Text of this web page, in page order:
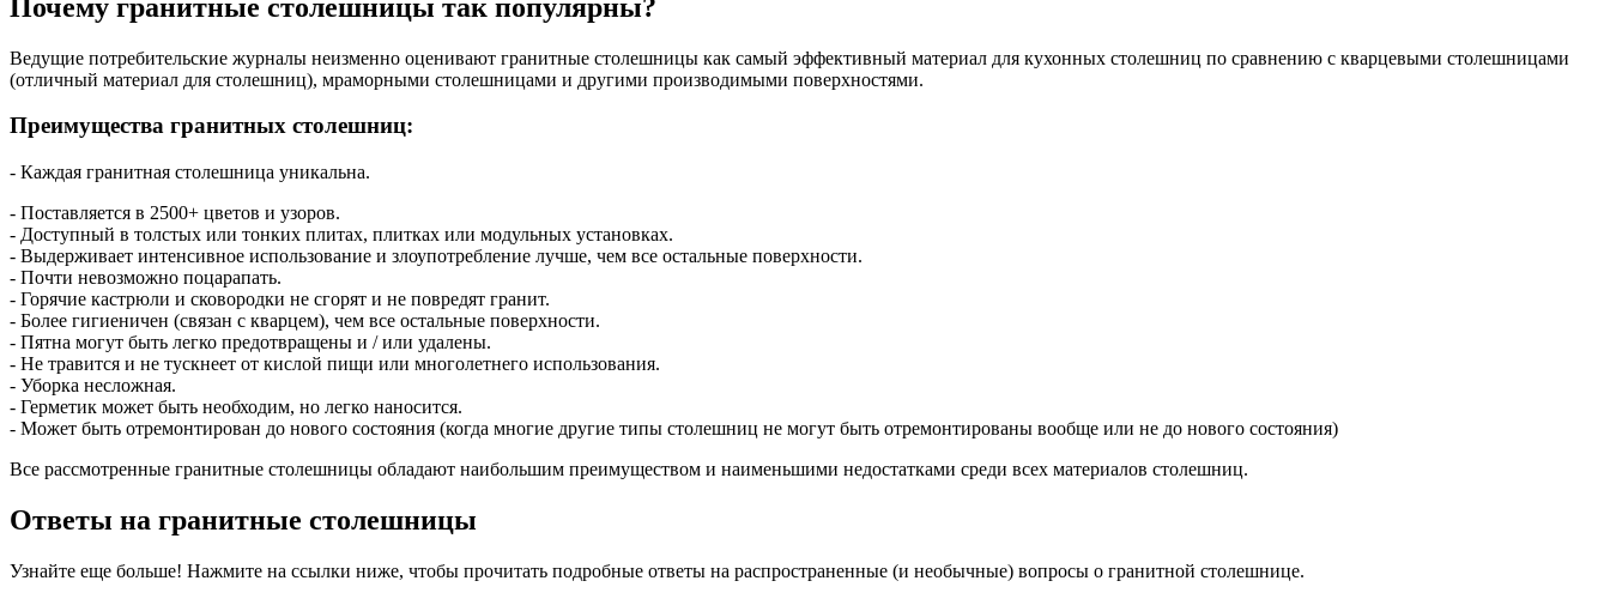
Почему гранитные столешницы так популярны?
Ведущие потребительские журналы неизменно оценивают гранитные столешницы как самый эффективный материал для кухонных столешниц по сравнению с кварцевыми столешницами
(отличный материал для столешниц), мраморными столешницами и другими производимыми поверхностями.
Преимущества гранитных столешниц:
- Каждая гранитная столешница уникальна.
- Поставляется в 2500+ цветов и узоров.
- Доступный в толстых или тонких плитах, плитках или модульных установках.
- Выдерживает интенсивное использование и злоупотребление лучше, чем все остальные поверхности.
- Почти невозможно поцарапать.
- Горячие кастрюли и сковородки не сгорят и не повредят гранит.
- Более гигиеничен (связан с кварцем), чем все остальные поверхности.
- Пятна могут быть легко предотвращены и / или удалены.
- Не травится и не тускнеет от кислой пищи или многолетнего использования.
- Уборка несложная.
- Герметик может быть необходим, но легко наносится.
- Может быть отремонтирован до нового состояния (когда многие другие типы столешниц не могут быть отремонтированы вообще или не до нового состояния)
Все рассмотренные гранитные столешницы обладают наибольшим преимуществом и наименьшими недостатками среди всех материалов столешниц.
Ответы на гранитные столешницы
Узнайте еще больше! Нажмите на ссылки ниже, чтобы прочитать подробные ответы на распространенные (и необычные) вопросы о гранитной столешнице.